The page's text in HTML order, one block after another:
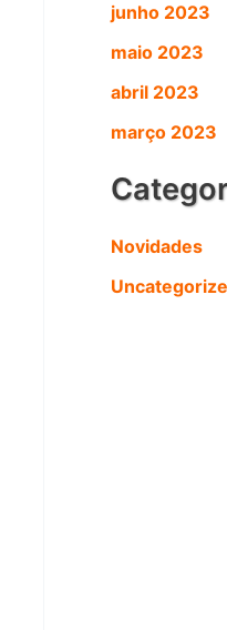
junho 2023
maio 2023
abril 2023
março 2023
Novidades